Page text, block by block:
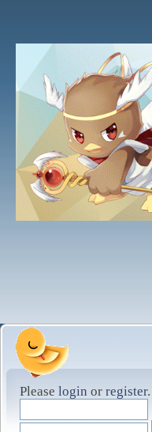
Please login or register.